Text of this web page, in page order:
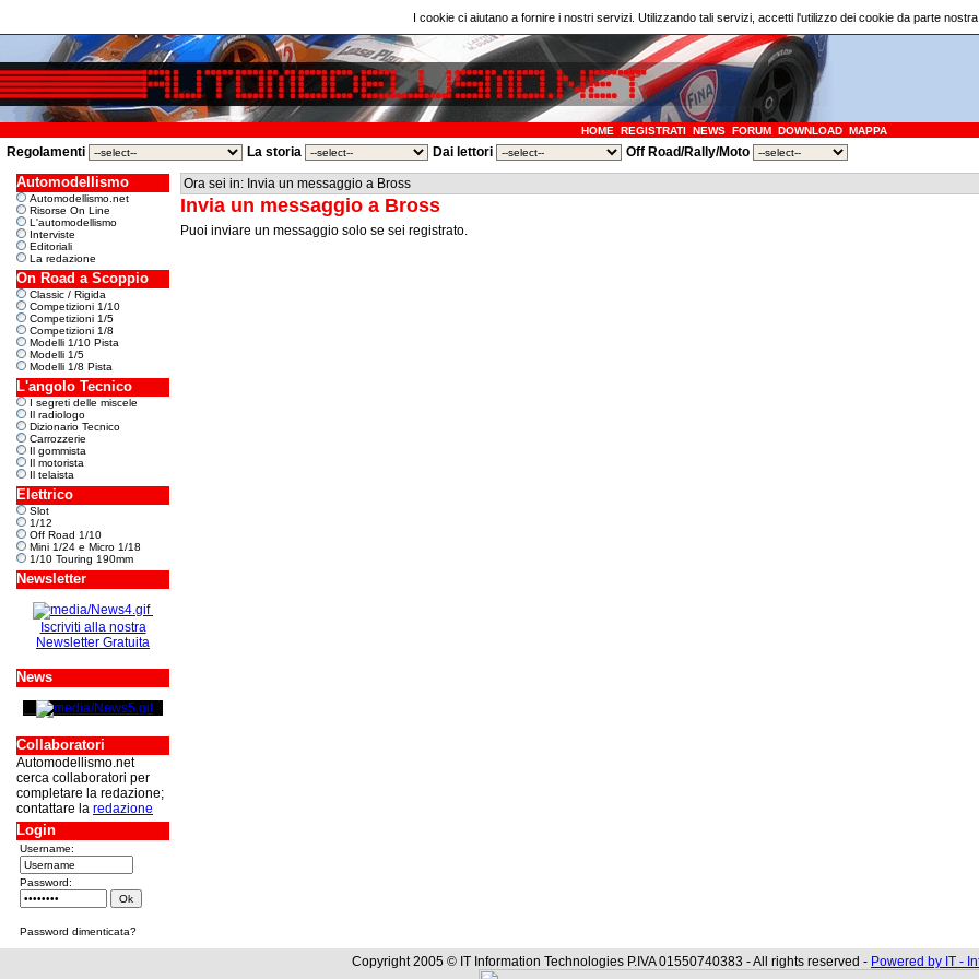
I cookie ci aiutano a fornire i nostri servizi. Utilizzando tali servizi, accetti l'utilizzo dei cookie da parte nostra.
HOME REGISTRATI NEWS FORUM DOWNLOAD MAPPA
Regolamenti La storia Dai lettori Off Road/Rally/Moto
Automodellismo
Automodellismo.net
Risorse On Line
L'automodellismo
Interviste
Editoriali
La redazione
On Road a Scoppio
Classic / Rigida
Competizioni 1/10
Competizioni 1/5
Competizioni 1/8
Modelli 1/10 Pista
Modelli 1/5
Modelli 1/8 Pista
L'angolo Tecnico
I segreti delle miscele
Il radiologo
Dizionario Tecnico
Carrozzerie
Il gommista
Il motorista
Il telaista
Elettrico
Slot
1/12
Off Road 1/10
Mini 1/24 e Micro 1/18
1/10 Touring 190mm
Newsletter
Iscriviti alla nostra
Newsletter Gratuita
News
Collaboratori
Automodellismo.net
cerca collaboratori per
completare la redazione;
contattare la redazione
Login
Username:
Password:
Password dimenticata?
Ora sei in: Invia un messaggio a Bross
Invia un messaggio a Bross
Puoi inviare un messaggio solo se sei registrato.
Copyright 2005 © IT Information Technologies P.IVA 01550740383 - All rights reserved - Powered by IT -